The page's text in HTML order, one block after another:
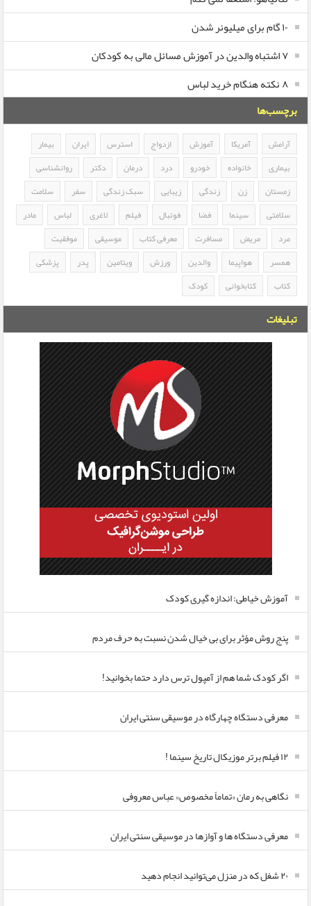
۱۰ گام برای میلیونر شدن
۷ اشتباه والدین در آموزش مسائل مالی به کودکان
۸ نکته هنگام خرید لباس
برچسب‌ها
آرامش آمریکا آموزش ازدواج استرس ایران
بیمار
بیماری
خانواده خودرو درد درمان دکتر
روانشناسی
زمستان
زن زندگی زیبایی سبک زندگی سفر
سلامت
سلامتی
سینما فضا فوتبال فیلم لاغری لباس
مادر
مرد
مریض مسافرت معرفی کتاب موسیقی
موفقیت
همسر
هواپیما والدین ورزش ویتامین پدر
پزشکی
کتاب
کتابخوانی کودک
تبلیغات
آموزش خیاطی: اندازه گیری کودک
پنج روش مؤثر برای بی خیال شدن نسبت به حرف مردم
اگر کودک شما هم از آمپول ترس دارد حتما بخوانید!
معرفی دستگاه چهارگاه در موسیقی سنتی ایران
۱۲ فیلم برتر موزیکال تاریخ سینما !
نگاهی به رمان «تماماً مخصوص» عباس معروفی
معرفی دستگاه ها و آوازها در موسیقی سنتی ایران
۲۰ شغل که در منزل می‌توانید انجام دهید